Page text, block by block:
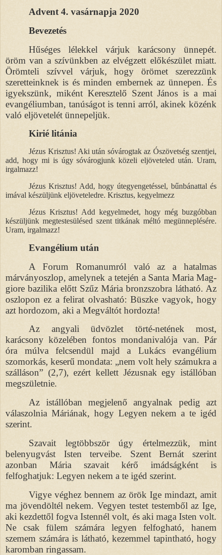
Advent 4. vasárnapja 2020
Bevezetés
Hűséges lélekkel várjuk karácsony ünnepét.
öröm van a szívünkben az elvégzett előkészület miatt.
Örömteli szívvel várjuk, hogy örömet szerezzünk
szeretteinknek is és minden embernek az ünnepen. És
igyekszünk, miként Keresztelő Szent János is a mai
evangéliumban, tanúságot is tenni arról, akinek közénk
való eljövetelét ünnepeljük.
Kirié litánia
Jézus Krisztus! Aki után sóvárogtak az Ószövetség szentjei,
add, hogy mi is úgy sóvárogjunk közeli eljöveteled után. Uram,
irgalmazz!
Jézus Krisztus! Add, hogy útegyengetéssel, bűnbánattal és
imával készüljünk eljöveteledre. Krisztus, kegyelmezz
Jézus Krisztus! Add kegyelmedet, hogy még buzgóbban
készüljünk megtestesülésed szent titkának méltó megünneplésére.
Uram, irgalmazz!
Evangélium után
A Forum Romanumról való az a hatalmas
márványoszlop, amelynek a tetején a Santa Maria Mag-
giore bazilika előtt Szűz Mária bronzszobra látható. Az
oszlopon ez a felirat olvasható: Büszke vagyok, hogy
azt hordozom, aki a Megváltót hordozta!
Az angyali üdvözlet törté-netének most,
karácsony közelében fontos mondanivalója van. Pár
óra múlva felcsendül majd a Lukács evangélium
szomorkás, keserű mondata: „nem volt hely számukra a
szálláson” (2,7), ezért kellett Jézusnak egy istállóban
megszületnie.
Az istállóban megjelenő angyalnak pedig azt
válaszolnia Máriának, hogy Legyen nekem a te igéd
szerint.
Szavait legtöbbször úgy értelmezzük, mint
belenyugvást Isten terveibe. Szent Bernát szerint
azonban Mária szavait kérő imádságként is
felfoghatjuk: Legyen nekem a te igéd szerint.
Vigye véghez bennem az örök Ige mindazt, amit
ma jövendöltél nekem. Vegyen testet testemből az Ige,
aki kezdettől fogva Istennél volt, és aki maga Isten volt.
Ne csak fülem számára legyen felfogható, hanem
szemem számára is látható, kezemmel tapintható, hogy
karomban ringassam.